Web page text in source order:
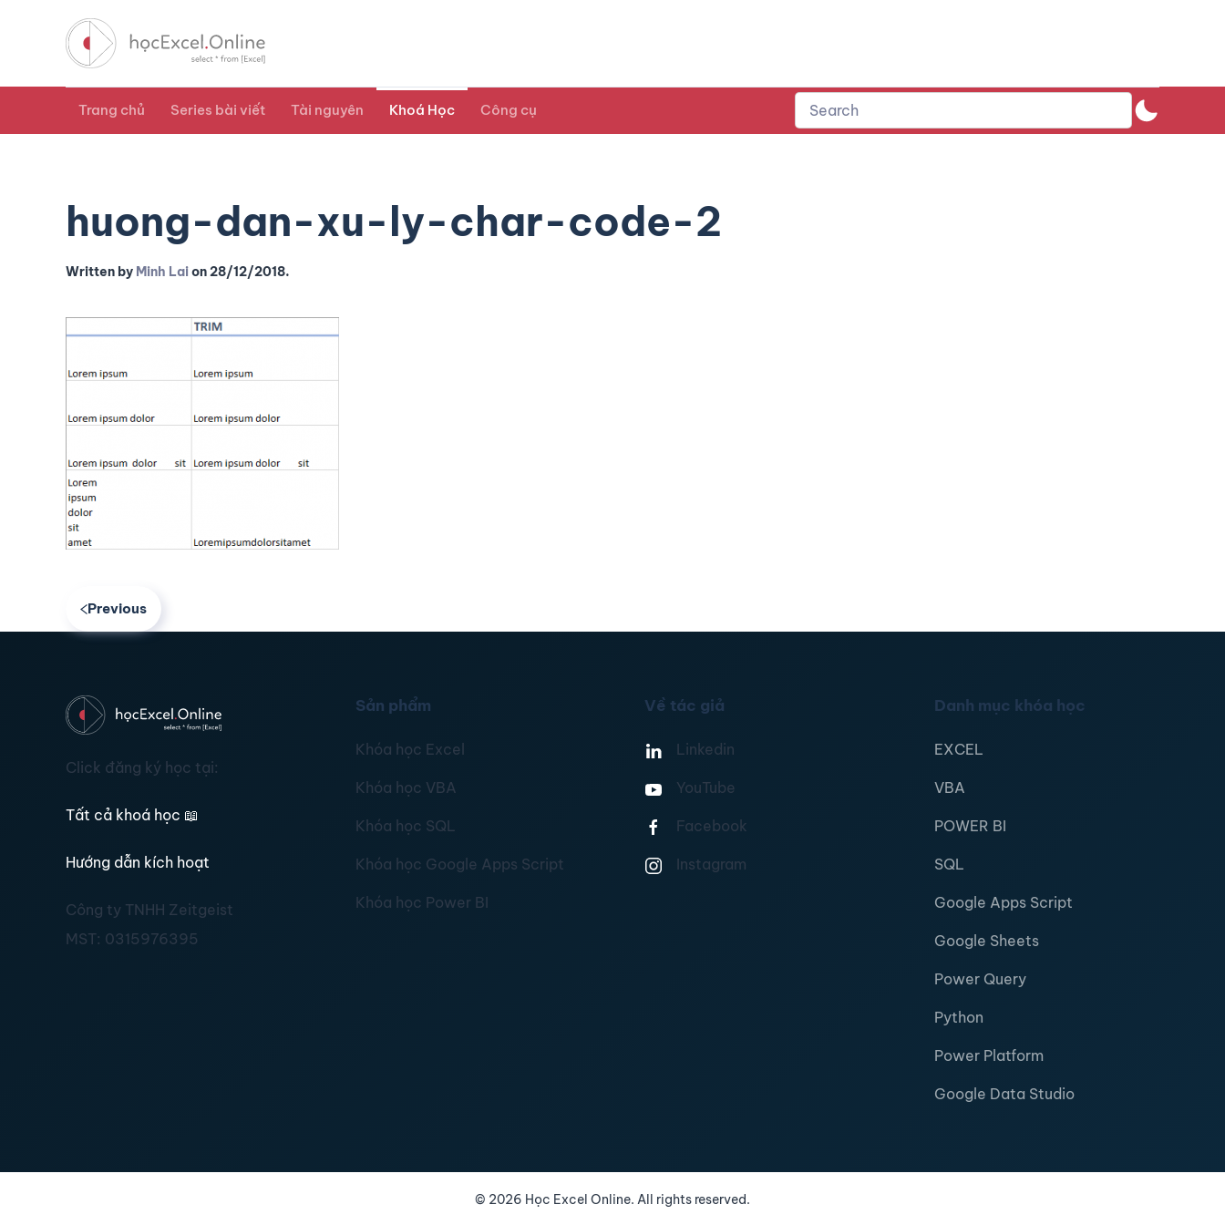
Trang chủ Series bài viết Tài nguyên Khoá Học Công cụ
huong-dan-xu-ly-char-code-2
Written by Minh Laion28/12/2018.
Previous
Click đăng ký học tại:
Tất cả khoá học 📖
Hướng dẫn kích hoạt
Công ty TNHH Zeitgeist
MST: 0315976395
Sản phẩm
Khóa học Excel
Khóa học VBA
Khóa học SQL
Khóa học Google Apps Script
Khóa học Power BI
Về tác giả
Linkedin
YouTube
Facebook
Instagram
Danh mục khóa học
EXCEL
VBA
POWER BI
SQL
Google Apps Script
Google Sheets
Power Query
Python
Power Platform
Google Data Studio
© 2026 Học Excel Online. All rights reserved.